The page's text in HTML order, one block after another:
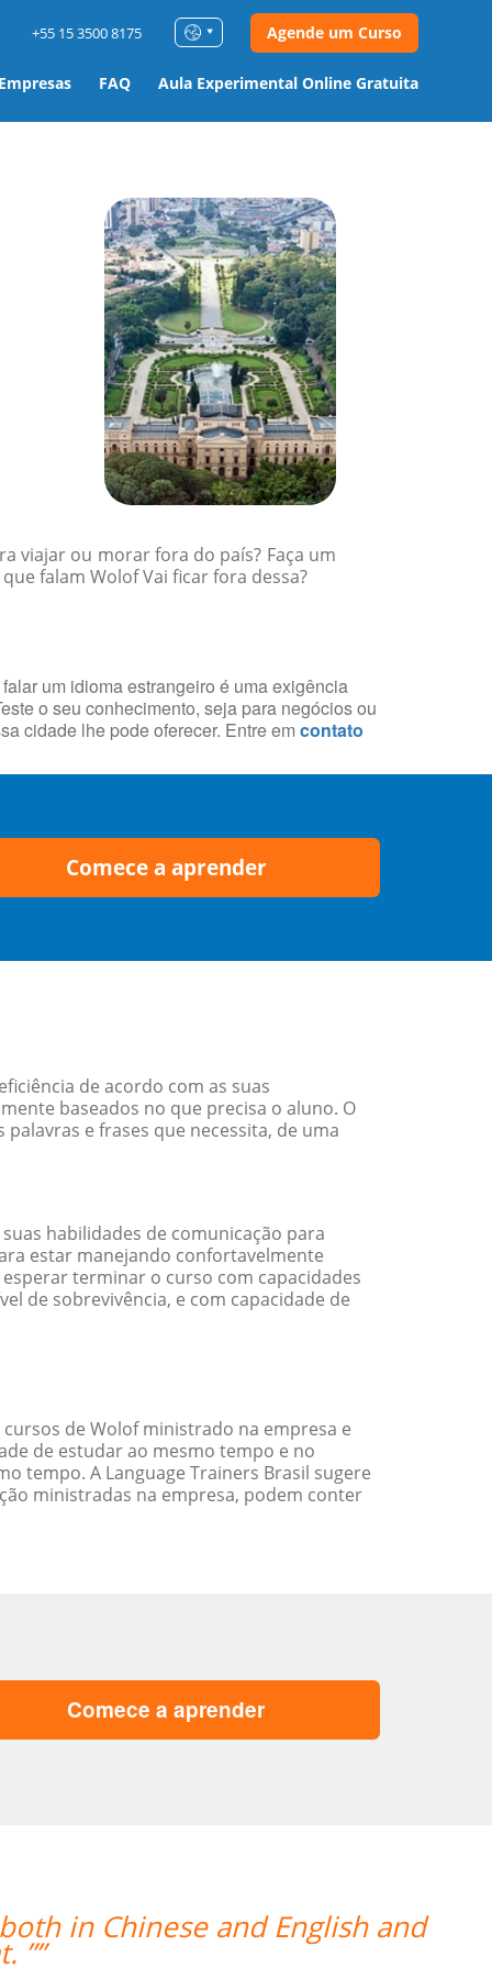
FAQ Aula Experimental Online Gratuita
+55 15 3500 8175 Agende um Curso
viajar ou morar fora do país? Faça um
falam Wolof Vai ficar fora dessa?
um idioma estrangeiro é uma exigência
o seu conhecimento, seja para negócios ou
cidade lhe pode oferecer. Entre em contato
Comece a aprender
de acordo com as suas
baseados no que precisa o aluno. O
e frases que necessita, de uma
habilidades de comunicação para
estar manejando confortavelmente
terminar o curso com capacidades
de sobrevivência, e com capacidade de
de Wolof ministrado na empresa e
de estudar ao mesmo tempo e no
tempo. A Language Trainers Brasil sugere
ministradas na empresa, podem conter
Comece a aprender
professora, Catherine, tem sido
e nos mantém envolvidos e